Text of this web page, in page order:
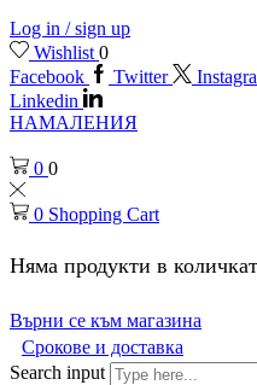
Log in / sign up
Wishlist 0
Facebook
Twitter
Linkedin
НАМАЛЕНИЯ
0 0
0 Shopping Cart
Няма продукти в
Върни се към магазина
Срокове и доставка
Search input